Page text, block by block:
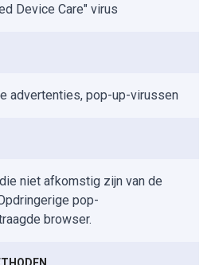
Device Care" virus
advertenties, pop-up-virussen
niet afkomstig zijn van de
pop-
browser.